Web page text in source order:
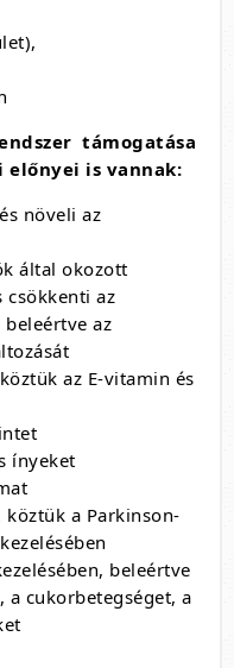
támogatása
előnyei is vannak:
növeli az
által okozott
csökkenti az
az
az E-vitamin és
ínyeket
a Parkinson-
beleértve
cukorbetegséget, a